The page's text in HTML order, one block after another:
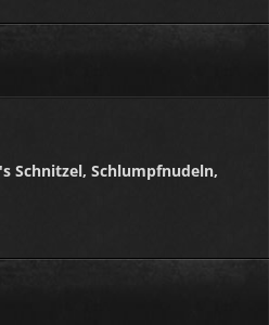
Schnitzel, Schlumpfnudeln,